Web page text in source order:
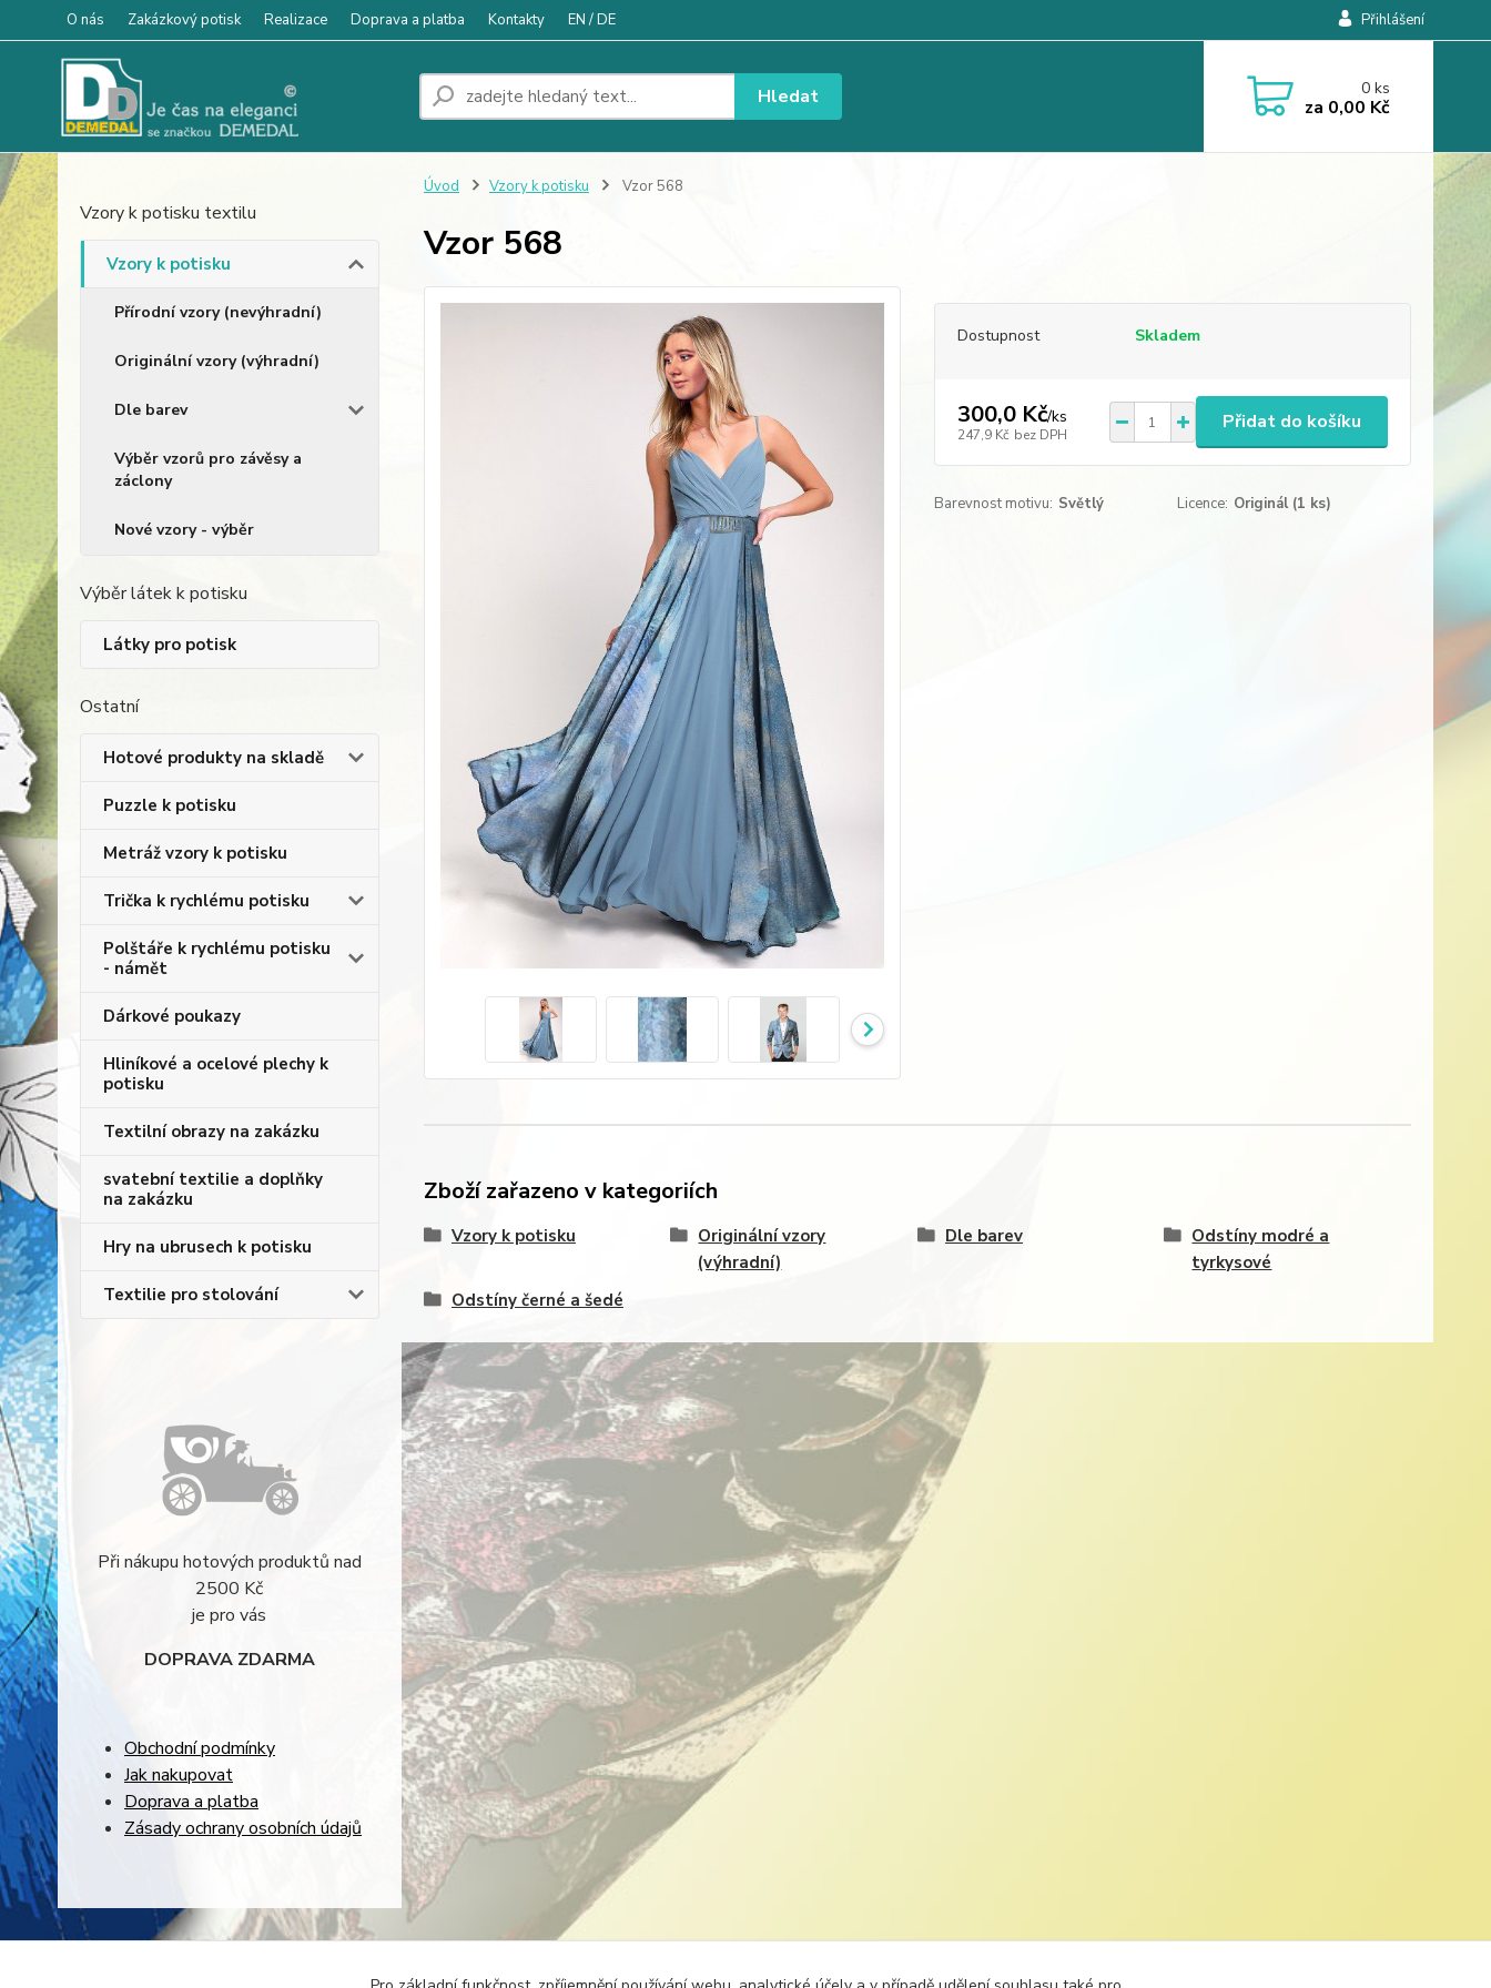
O nás Zakázkový potisk Realizace Doprava a platba Kontakty EN / DE Přihlášení
Hledat 0ks
za 0,00 Kč
Vzory k potisku textilu
Vzory k potisku
Přírodní vzory (nevýhradní)
Originální vzory (výhradní)
Dle barev
Výběr vzorů pro závěsy a
záclony
Nové vzory - výběr
Výběr látek k potisku
Látky pro potisk
Ostatní
Hotové produkty na skladě
Puzzle k potisku
Metráž vzory k potisku
Trička k rychlému potisku
Polštáře k rychlému potisku
- námět
Dárkové poukazy
Hliníkové a ocelové plechy k
potisku
Textilní obrazy na zakázku
svatební textilie a doplňky
na zakázku
Hry na ubrusech k potisku
Textilie pro stolování
Při nákupu hotových produktů nad
2500 Kč
je pro vás
DOPRAVA ZDARMA
Obchodní podmínky
Jak nakupovat
Doprava a platba
Zásady ochrany osobních údajů
Úvod Vzory k potisku Vzor 568
Vzor 568
Dostupnost Skladem
300,0 Kč/ks
247,9 Kč bez DPH
Přidat do košíku
Barevnost motivu: Světlý Licence: Originál (1 ks)
Zboží zařazeno v kategoriích
Vzory k potisku
Originální vzory
(výhradní)
Dle barev
Odstíny modré a
tyrkysové
Odstíny černé a šedé